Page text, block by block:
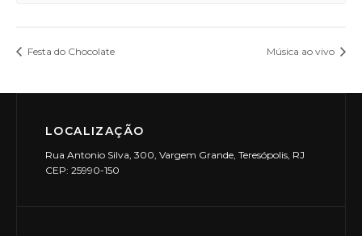
Festa do Chocolate Música ao vivo
LOCALIZAÇÃO
Rua Antonio Silva, 300, Vargem Grande, Teresópolis, RJ
CEP: 25990-150